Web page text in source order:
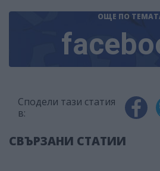
ОЩЕ ПО
Сподели тази статия
в:
СВЪРЗАНИ СТАТИИ